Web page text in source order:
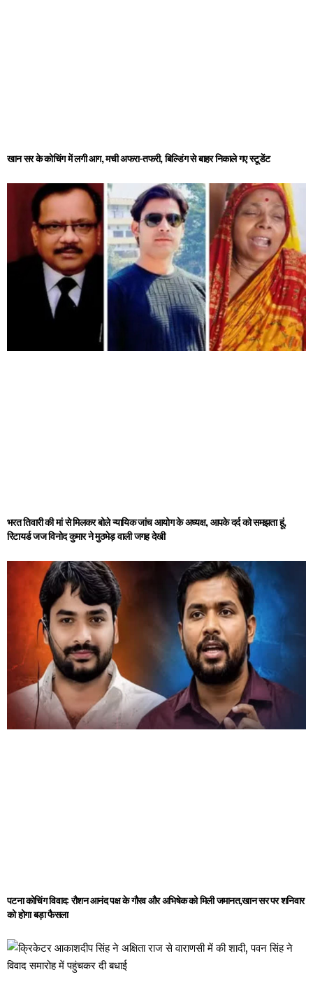
खान सर के कोचिंग में लगी आग, मची अफरा-तफरी, बिल्डिंग से बाहर निकाले गए स्टूडेंट
भरत तिवारी की मां से मिलकर बोले न्यायिक जांच आयोग के अध्यक्ष, आपके दर्द को समझता हूं,
रिटायर्ड जज विनोद कुमार ने मुठभेड़ वाली जगह देखी
पटना कोचिंग विवाद: रौशन आनंद पक्ष के गौरव और अभिषेक को मिली जमानत,खान सर पर शनिवार
को होगा बड़ा फैसला